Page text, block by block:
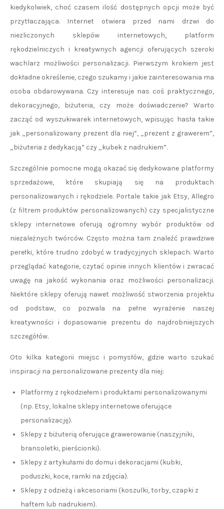
kiedykolwiek, choć czasem ilość dostępnych opcji może być
przytłaczająca. Internet otwiera przed nami drzwi do
niezliczonych sklepów internetowych, platform
rękodzielniczych i kreatywnych agencji oferujących szeroki
wachlarz możliwości personalizacji. Pierwszym krokiem jest
dokładne określenie, czego szukamy i jakie zainteresowania ma
osoba obdarowywana. Czy interesuje nas coś praktycznego,
dekoracyjnego, biżuteria, czy może doświadczenie? Warto
zacząć od wyszukiwarek internetowych, wpisując hasła takie
jak „personalizowany prezent dla niej”, „prezent z grawerem”,
„biżuteria z dedykacją” czy „kubek z nadrukiem”.
Szczególnie pomocne mogą okazać się dedykowane platformy
sprzedażowe, które skupiają się na produktach
personalizowanych i rękodziele. Portale takie jak Etsy, Allegro
(z filtrem produktów personalizowanych) czy specjalistyczne
sklepy internetowe oferują ogromny wybór produktów od
niezależnych twórców. Często można tam znaleźć prawdziwe
perełki, które trudno zdobyć w tradycyjnych sklepach. Warto
przeglądać kategorie, czytać opinie innych klientów i zwracać
uwagę na jakość wykonania oraz możliwości personalizacji.
Niektóre sklepy oferują nawet możliwość stworzenia projektu
od podstaw, co pozwala na pełne wyrażenie naszej
kreatywności i dopasowanie prezentu do najdrobniejszych
szczegółów.
Oto kilka kategorii miejsc i pomysłów, gdzie warto szukać
inspiracji na personalizowane prezenty dla niej:
Platformy z rękodziełem i produktami personalizowanymi
(np. Etsy, lokalne sklepy internetowe oferujące
personalizację).
Sklepy z biżuterią oferujące grawerowanie (naszyjniki,
bransoletki, pierścionki).
Sklepy z artykułami do domu i dekoracjami (kubki,
poduszki, koce, ramki na zdjęcia).
Sklepy z odzieżą i akcesoriami (koszulki, torby, czapki z
haftem lub nadrukiem).